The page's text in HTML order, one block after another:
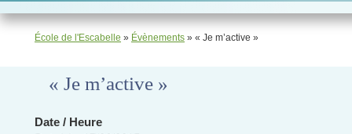
École de l'Escabelle » Évènements » « Je m’active »
« Je m’active »
Date / Heure